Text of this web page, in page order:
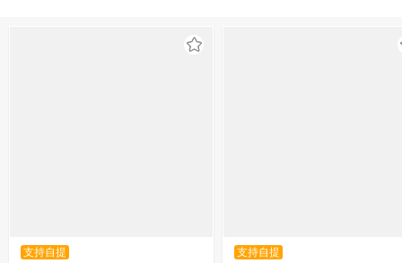
支持自提 支持自提